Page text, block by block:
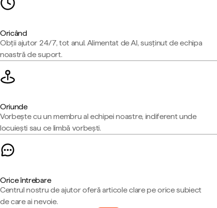
Oricând
Obții ajutor 24/7, tot anul. Alimentat de AI, susținut de echipa
noastră de suport.
Oriunde
Vorbește cu un membru al echipei noastre, indiferent unde
locuiești sau ce limbă vorbești.
Orice întrebare
Centrul nostru de ajutor oferă articole clare pe orice subiect
de care ai nevoie.